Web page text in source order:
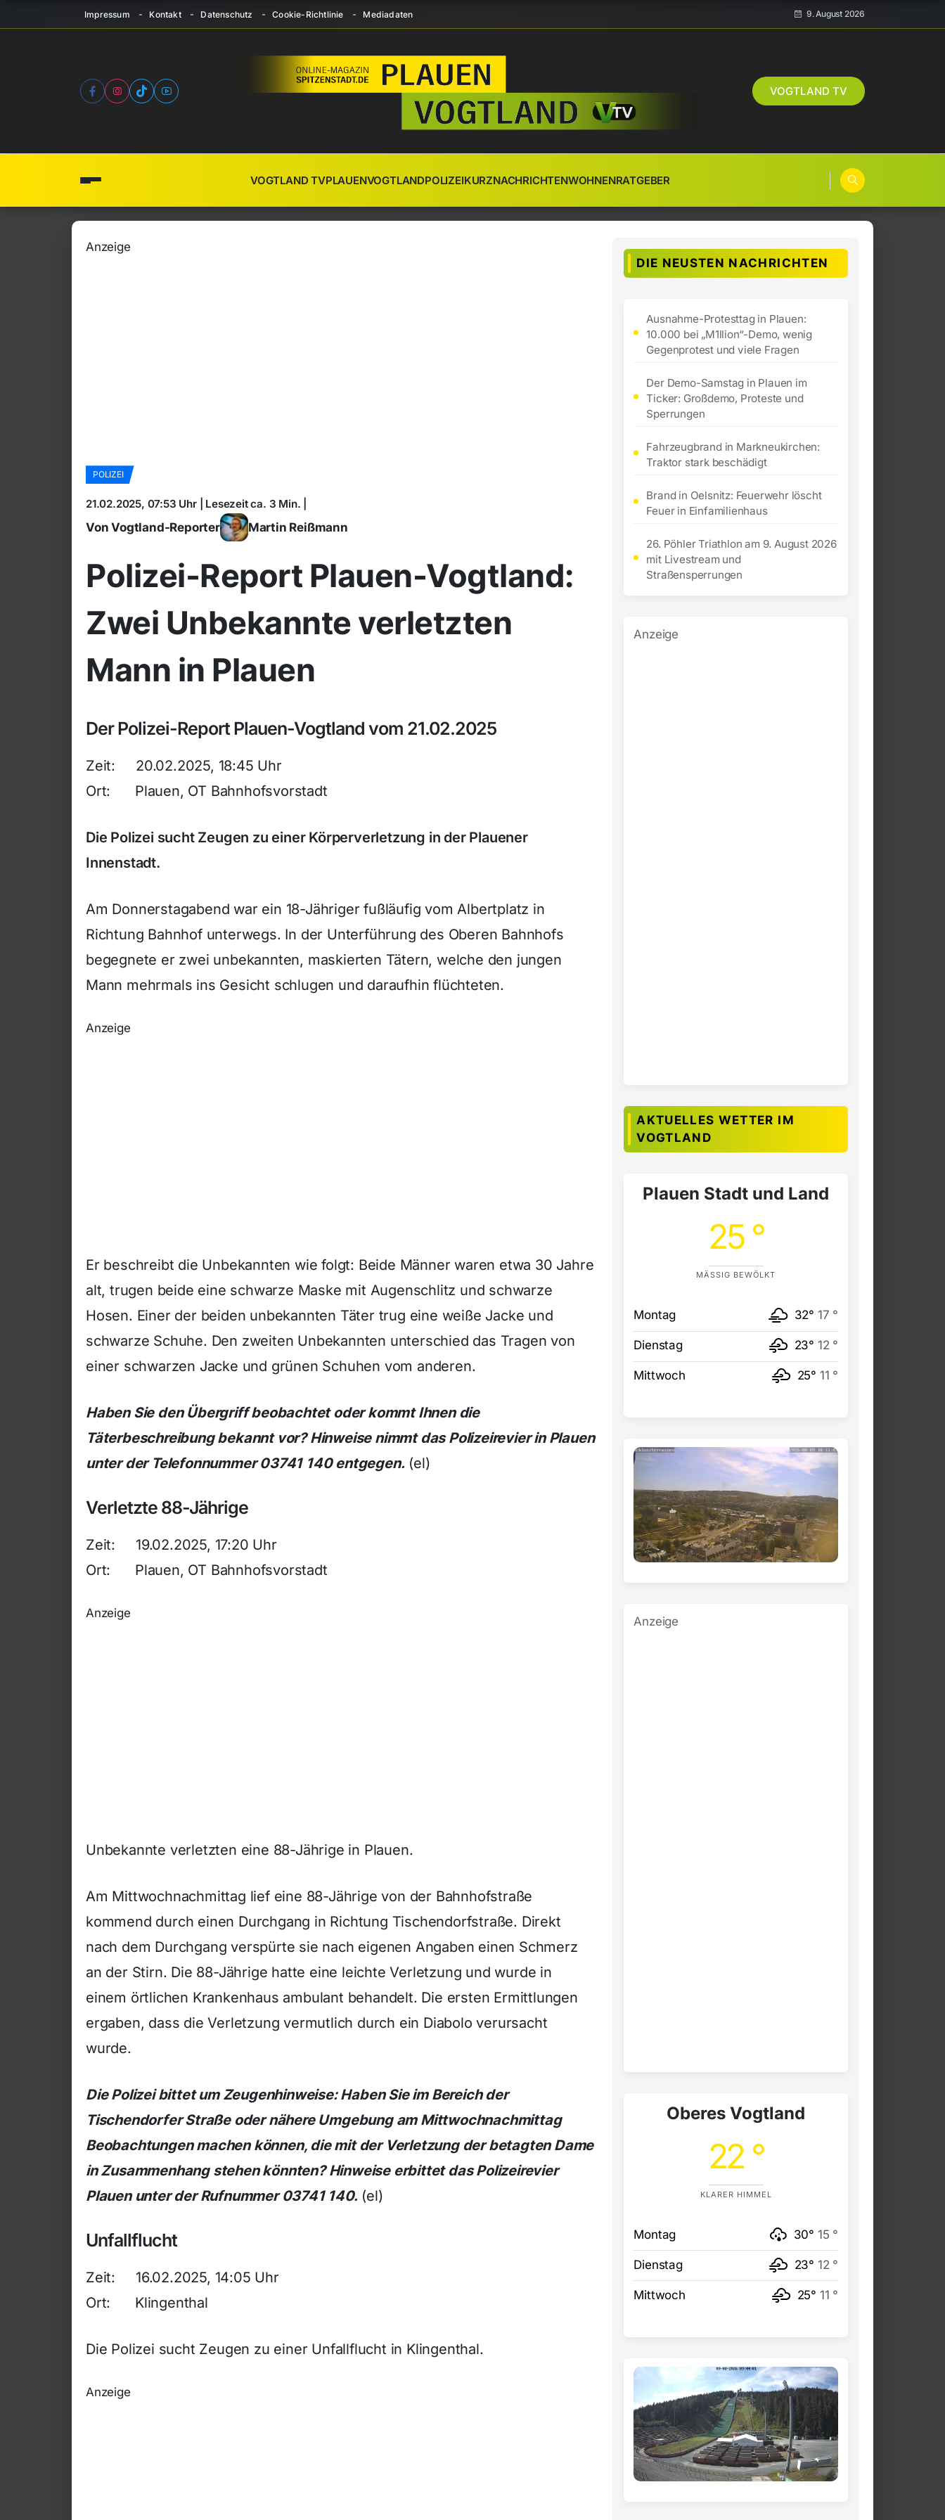
Impressum Kontakt Datenschutz Cookie-Richtlinie Mediadaten 9. August 2026
VOGTLAND TV
VOGTLAND TVPLAUENVOGTLANDPOLIZEIKURZNACHRICHTENWOHNENRATGEBER
Anzeige
POLIZEI
21.02.2025, 07:53 Uhr | Lesezeit ca. 3 Min. |
Von Vogtland-Reporter Martin Reißmann
Polizei-Report Plauen-Vogtland:
Zwei Unbekannte verletzten
Mann in Plauen
Der Polizei-Report Plauen-Vogtland vom 21.02.2025
Zeit: 20.02.2025, 18:45 Uhr
Ort: Plauen, OT Bahnhofsvorstadt
Die Polizei sucht Zeugen zu einer Körperverletzung in der Plauener
Innenstadt.
Am Donnerstagabend war ein 18-Jähriger fußläufig vom Albertplatz in
Richtung Bahnhof unterwegs. In der Unterführung des Oberen Bahnhofs
begegnete er zwei unbekannten, maskierten Tätern, welche den jungen
Mann mehrmals ins Gesicht schlugen und daraufhin flüchteten.
Anzeige
Er beschreibt die Unbekannten wie folgt: Beide Männer waren etwa 30 Jahre
alt, trugen beide eine schwarze Maske mit Augenschlitz und schwarze
Hosen. Einer der beiden unbekannten Täter trug eine weiße Jacke und
schwarze Schuhe. Den zweiten Unbekannten unterschied das Tragen von
einer schwarzen Jacke und grünen Schuhen vom anderen.
Haben Sie den Übergriff beobachtet oder kommt Ihnen die
Täterbeschreibung bekannt vor? Hinweise nimmt das Polizeirevier in Plauen
unter der Telefonnummer 03741 140 entgegen. (el)
Verletzte 88-Jährige
Zeit: 19.02.2025, 17:20 Uhr
Ort: Plauen, OT Bahnhofsvorstadt
Anzeige
Unbekannte verletzten eine 88-Jährige in Plauen.
Am Mittwochnachmittag lief eine 88-Jährige von der Bahnhofstraße
kommend durch einen Durchgang in Richtung Tischendorfstraße. Direkt
nach dem Durchgang verspürte sie nach eigenen Angaben einen Schmerz
an der Stirn. Die 88-Jährige hatte eine leichte Verletzung und wurde in
einem örtlichen Krankenhaus ambulant behandelt. Die ersten Ermittlungen
ergaben, dass die Verletzung vermutlich durch ein Diabolo verursacht
wurde.
Die Polizei bittet um Zeugenhinweise: Haben Sie im Bereich der
Tischendorfer Straße oder nähere Umgebung am Mittwochnachmittag
Beobachtungen machen können, die mit der Verletzung der betagten Dame
in Zusammenhang stehen könnten? Hinweise erbittet das Polizeirevier
Plauen unter der Rufnummer 03741 140. (el)
Unfallflucht
Zeit: 16.02.2025, 14:05 Uhr
Ort: Klingenthal
Die Polizei sucht Zeugen zu einer Unfallflucht in Klingenthal.
Anzeige
DIE NEUSTEN NACHRICHTEN
Ausnahme-Protesttag in Plauen:
10.000 bei „M1llion“-Demo, wenig
Gegenprotest und viele Fragen
Der Demo-Samstag in Plauen im
Ticker: Großdemo, Proteste und
Sperrungen
Fahrzeugbrand in Markneukirchen:
Traktor stark beschädigt
Brand in Oelsnitz: Feuerwehr löscht
Feuer in Einfamilienhaus
26. Pöhler Triathlon am 9. August 2026
mit Livestream und
Straßensperrungen
Anzeige
AKTUELLES WETTER IM
VOGTLAND
Plauen Stadt und Land
25 °
MÄSSIG BEWÖLKT
Montag 32° 17 °
Dienstag 23° 12 °
Mittwoch 25° 11 °
Anzeige
Oberes Vogtland
22 °
KLARER HIMMEL
Montag 30° 15 °
Dienstag 23° 12 °
Mittwoch 25° 11 °